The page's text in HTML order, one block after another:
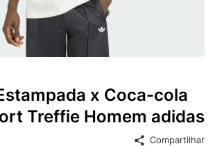
x Coca-cola
Treffie Homem adidas
Compartilhar